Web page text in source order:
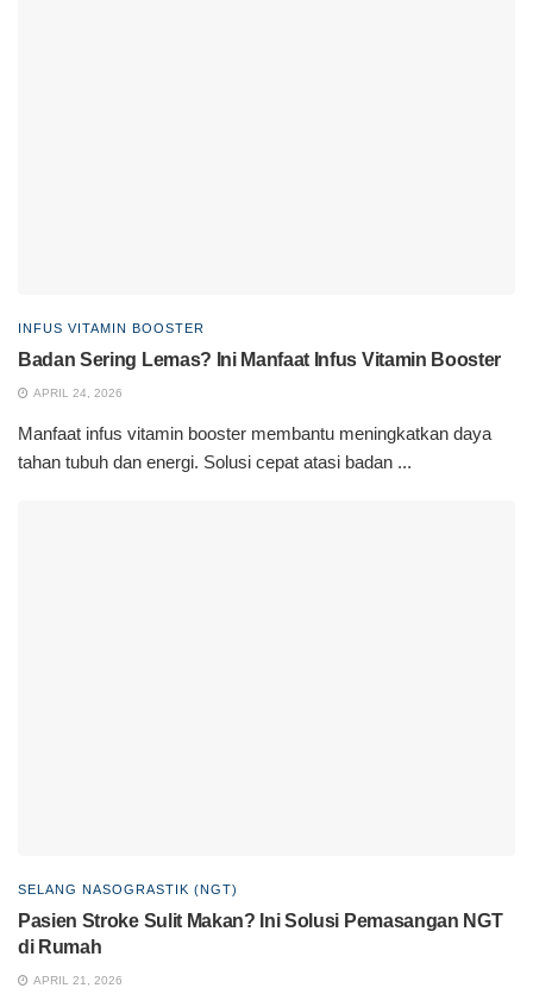
INFUS VITAMIN BOOSTER
Badan Sering Lemas? Ini Manfaat Infus Vitamin Booster
APRIL 24, 2026
Manfaat infus vitamin booster membantu meningkatkan daya
tahan tubuh dan energi. Solusi cepat atasi badan ...
SELANG NASOGRASTIK (NGT)
Pasien Stroke Sulit Makan? Ini Solusi Pemasangan NGT
di Rumah
APRIL 21, 2026